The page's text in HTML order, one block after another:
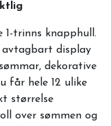
1-trinns knapphull.
avtagbart display
dekorative
får hele 12 ulike
størrelse
over sømmen og